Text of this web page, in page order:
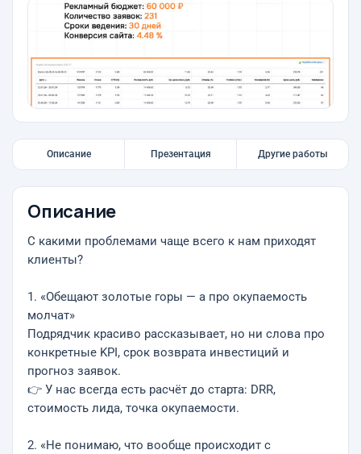
Описание Презентация Другие работы
Описание
С какими проблемами чаще всего к нам приходят
клиенты?
1. «Обещают золотые горы — а про окупаемость
молчат»
Подрядчик красиво рассказывает, но ни слова про
конкретные KPI, срок возврата инвестиций и
прогноз заявок.
👉 У нас всегда есть расчёт до старта: DRR,
стоимость лида, точка окупаемости.
2. «Не понимаю, что вообще происходит с